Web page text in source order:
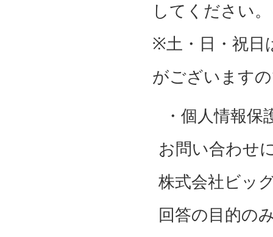
してください。
※土・日・祝日
がございます
・個人情報保
お問い合わせ
株式会社ビッ
回答の目的の